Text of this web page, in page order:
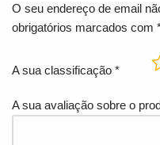
O seu endereço de email
obrigatórios marcados com
A sua classificação *
A sua avaliação sobre o